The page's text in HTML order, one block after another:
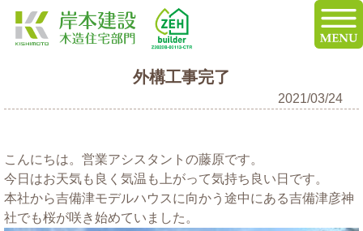
外構工事完了
2021/03/24
こんにちは。営業アシスタントの藤原です。
今日はお天気も良く気温も上がって気持ち良い日です。
本社から吉備津モデルハウスに向かう途中にある吉備津彦神
社でも桜が咲き始めていました。